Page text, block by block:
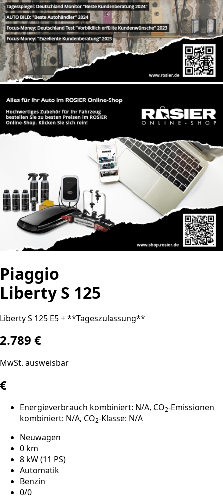
Piaggio
Liberty S 125
Liberty S 125 E5 + **Tageszulassung**
2.789 €
MwSt. ausweisbar
€
Energieverbrauch kombiniert: N/A, CO2-Emissionen
kombiniert: N/A, CO2-Klasse: N/A
Neuwagen
0 km
8 kW (11 PS)
Automatik
Benzin
0/0